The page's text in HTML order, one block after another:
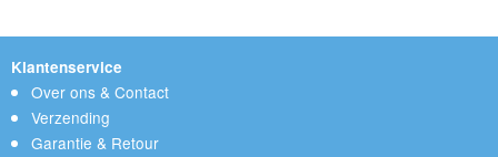
Klantenservice
Over ons & Contact
Verzending
Garantie & Retour